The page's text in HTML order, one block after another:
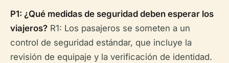
P1: ¿Qué medidas de seguridad deben esperar los
viajeros? R1: Los pasajeros se someten a un
control de seguridad estándar, que incluye la
revisión de equipaje y la verificación de identidad.